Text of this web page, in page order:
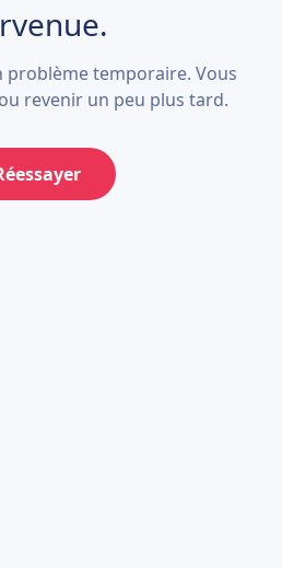
problème temporaire. Vous
revenir un peu plus tard.